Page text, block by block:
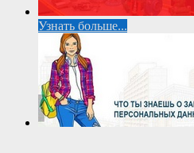
Узнать больше...